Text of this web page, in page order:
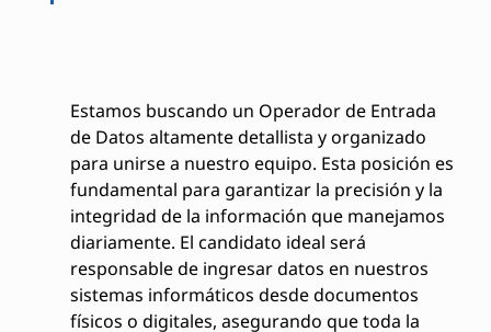
Estamos buscando un Operador de Entrada
de Datos altamente detallista y organizado
para unirse a nuestro equipo. Esta posición es
fundamental para garantizar la precisión y la
integridad de la información que manejamos
diariamente. El candidato ideal será
responsable de ingresar datos en nuestros
sistemas informáticos desde documentos
físicos o digitales, asegurando que toda la